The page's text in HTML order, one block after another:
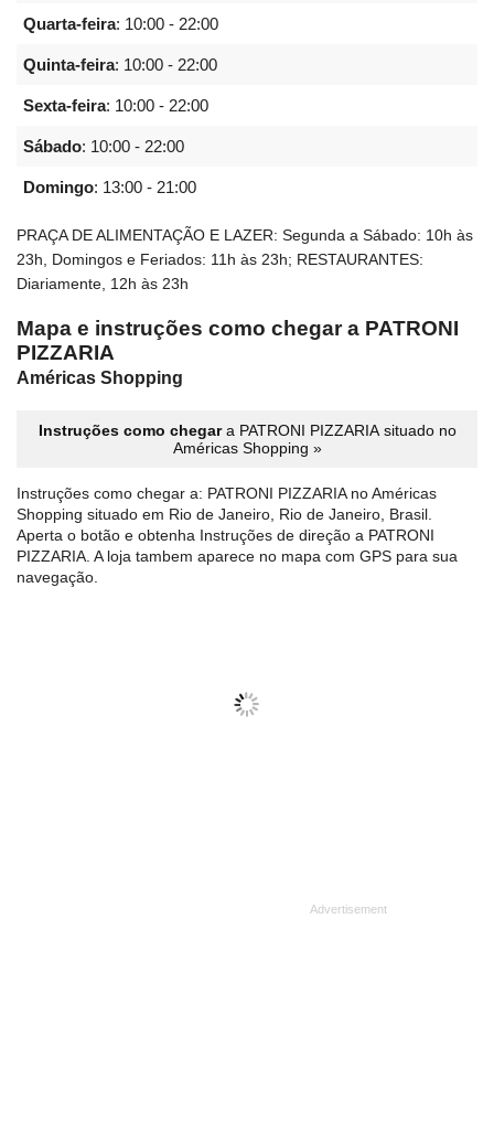
Quarta-feira: 10:00 - 22:00
Quinta-feira: 10:00 - 22:00
Sexta-feira: 10:00 - 22:00
Sábado: 10:00 - 22:00
Domingo: 13:00 - 21:00
PRAÇA DE ALIMENTAÇÃO E LAZER: Segunda a Sábado: 10h às
23h, Domingos e Feriados: 11h às 23h; RESTAURANTES:
Diariamente, 12h às 23h
Mapa e instruções como chegar a PATRONI
PIZZARIA
Américas Shopping
Instruções como chegara PATRONI PIZZARIA situado no
Américas Shopping »
Instruções como chegar a: PATRONI PIZZARIA no Américas
Shopping situado em Rio de Janeiro, Rio de Janeiro, Brasil.
Aperta o botão e obtenha Instruções de direção a PATRONI
PIZZARIA. A loja tambem aparece no mapa com GPS para sua
navegação.